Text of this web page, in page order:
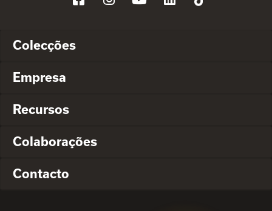
Colecções
Empresa
Recursos
Colaborações
Contacto